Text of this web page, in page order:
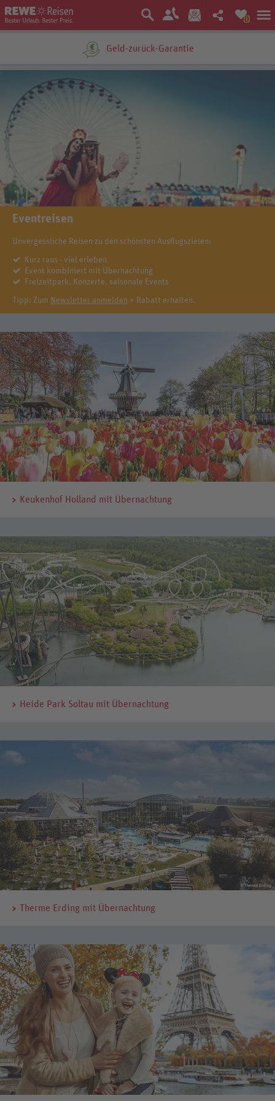
0
Geld-zurück-Garantie
Eventreisen
Unvergessliche Reisen zu den schönsten Ausflugszielen:
Kurz raus - viel erleben
Event kombiniert mit Übernachtung
Freizeitpark, Konzerte, saisonale Events
Tipp: Zum Newsletter anmelden + Rabatt erhalten.
Keukenhof Holland mit Übernachtung
Heide Park Soltau mit Übernachtung
Therme Erding mit Übernachtung